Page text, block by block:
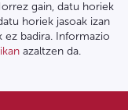
gain, datu horiek
horiek jasoak izan
ez badira. Informazio
azaltzen da.